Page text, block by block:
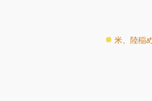
米、陸稲